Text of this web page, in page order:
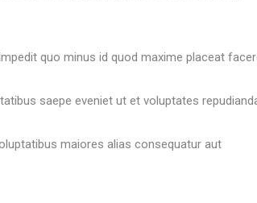
quo minus id quod maxime placeat
saepe eveniet ut et voluptates
maiores alias consequatur aut